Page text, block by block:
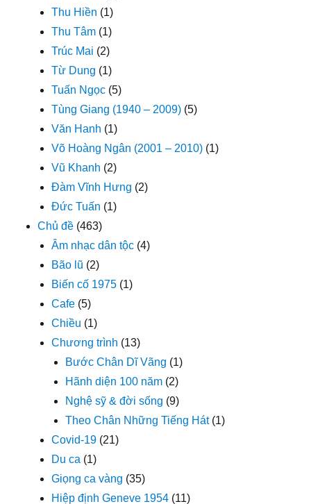
Thu Hiền (1)
Thu Tâm (1)
Trúc Mai (2)
Từ Dung (1)
Tuấn Ngọc (5)
Tùng Giang (1940 – 2009) (5)
Văn Hanh (1)
Võ Hoàng Ngân (2001 – 2010) (1)
Vũ Khanh (2)
Đàm Vĩnh Hưng (2)
Đức Tuấn (1)
Chủ đề (463)
Âm nhạc dân tộc (4)
Bão lũ (2)
Biến cố 1975 (1)
Cafe (5)
Chiều (1)
Chương trình (13)
Bước Chân Dĩ Vãng (1)
Hãnh diện 100 năm (2)
Nghệ sỹ & đời sống (9)
Theo Chân Những Tiếng Hát(1)
Covid-19 (21)
Du ca (1)
Giọng ca vàng (35)
Hiệp định Geneve 1954 (11)